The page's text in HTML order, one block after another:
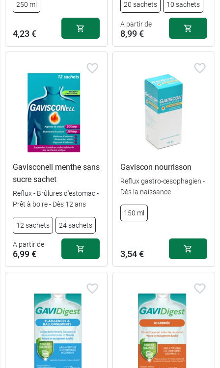
250 ml
4,23 €
20 sachets 10 sachets
A partir de
8,99 €
Gavisconell menthe sans
sucre sachet
Reflux - Brûlures d'estomac -
Prêt à boire - Dès 12 ans
12 sachets 24 sachets
A partir de
6,99 €
Gaviscon nourrisson
Reflux gastro-œsophagien -
Dès la naissance
150 ml
3,54 €